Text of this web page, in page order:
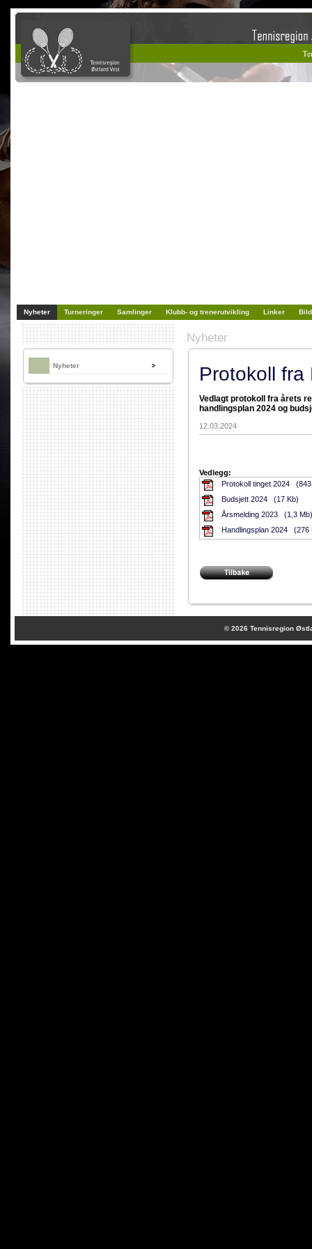
Nyheter Turneringer Samlinger Klubb- og trenerutvikling Linker
Nyheter
Nyheter
Protokoll fra
Vedlagt protokoll fra årets
handlingsplan 2024 og
12.03.2024
Vedlegg:
Protokoll tinget 2024
Budsjett 2024 (17 Kb)
Årsmelding 2023 (1,3 Mb)
Handlingsplan 2024 (276
© 2026 Tennisregion